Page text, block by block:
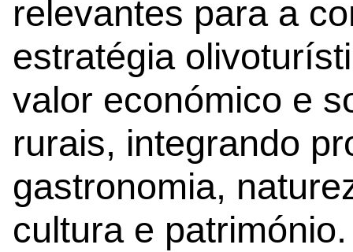
relevantes para a
estratégia
valor económico e
rurais, integrando
gastronomia,
cultura e património.